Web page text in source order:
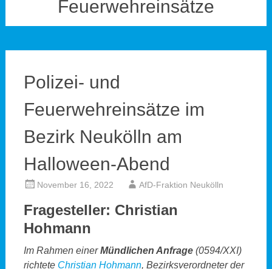
Feuerwehreinsätze
Polizei- und
Feuerwehreinsätze im
Bezirk Neukölln am
Halloween-Abend
November 16, 2022 AfD-Fraktion Neukölln
Fragesteller: Christian
Hohmann
Im Rahmen einerMündlichen Anfrage(0594/XXI)
richtete Christian Hohmann, Bezirksverordneter der